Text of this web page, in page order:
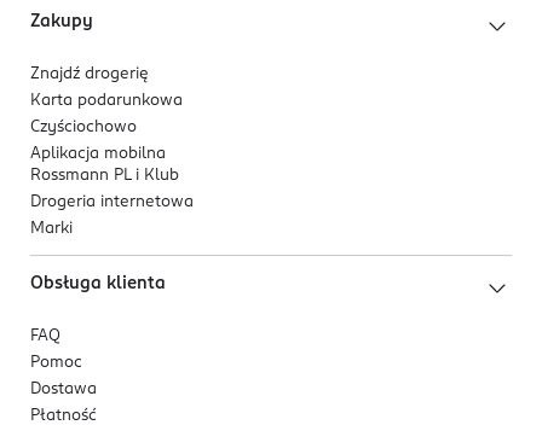
DE-Niemcy
Kod EAN
4 305615 754093
Zakupy
Znajdź drogerię
Karta podarunkowa
Czyściochowo
Aplikacja mobilna
Rossmann PL i Klub
Drogeria internetowa
Marki
Obsługa klienta
FAQ
Pomoc
Dostawa
Płatność